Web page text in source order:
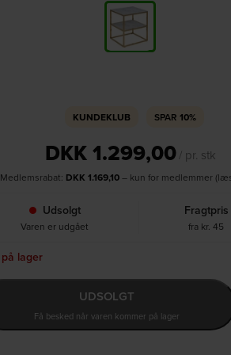
KUNDEKLUB SPAR 10%
DKK1.299,00/ pr. stk
Medlemsrabat: DKK 1.169,10– kun for medlemmer
Udsolgt
Varen er udgået
Fragtpris
fra kr. 45
lager
UDSOLGT
Få besked når varen kommer på lager